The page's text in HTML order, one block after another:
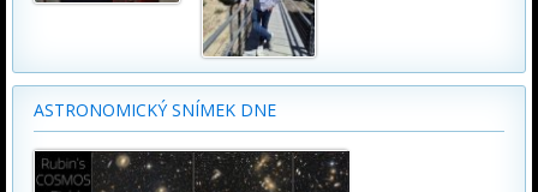
ASTRONOMICKÝ SNÍMEK DNE